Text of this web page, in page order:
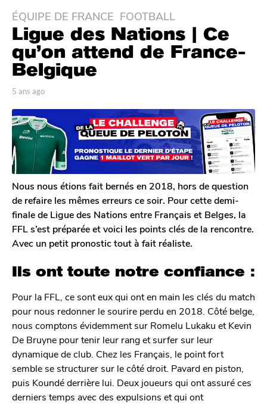
5
a
s
a
g
5
a
n
s
a
g
o
ÉQUIPE DE FRANCE ,FOOTBALL
Ligue des Nations | Ce
qu’on attend de France-
Belgique
p
r
J
o
n
a
s
5 ans ago
s
a
Nous nous étions fait bernés en 2018, hors de question
de refaire les mêmes erreurs ce soir. Pour cette demi-
finale de Ligue des Nations entre Français et Belges, la
FFL s’est préparée et voici les points clés de la rencontre.
Avec un petit pronostic tout à fait réaliste.
Ils ont toute notre confiance :
Pour la FFL, ce sont eux qui ont en main les clés du match
pour nous redonner le sourire perdu en 2018. Côté belge,
nous comptons évidemment sur Romelu Lukaku et Kevin
De Bruyne pour tenir leur rang et surfer sur leur
dynamique de club. Chez les Français, le point fort
semble se structurer sur le côté droit. Pavard en piston,
puis Koundé derrière lui. Deux joueurs qui ont assuré ces
derniers temps avec des expulsions et qui ont